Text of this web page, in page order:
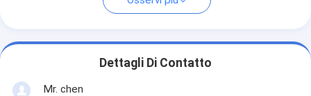
Dettagli Di Contatto
Mr. chen